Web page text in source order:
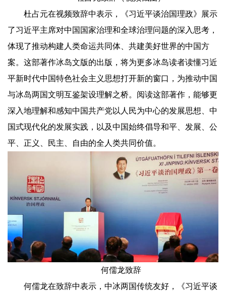
杜占元在视频致辞中表示，《习近平谈治国理政》展示
了习近平主席对中国国家治理和全球治理问题的深入思考，
体现了推动构建人类命运共同体、共建美好世界的中国方
案。这部著作冰岛文版的出版，将为更多冰岛读者读懂习近
平新时代中国特色社会主义思想打开新的窗口，为推动中国
与冰岛两国文明互鉴架设理解之桥。阅读这部著作，能够更
深入地理解和感知中国共产党以人民为中心的发展思想、中
国式现代化的发展实践，以及中国始终倡导和平、发展、公
平、正义、民主、自由的全人类共同价值。
何儒龙致辞
何儒龙在致辞中表示，中冰两国传统友好，《习近平谈